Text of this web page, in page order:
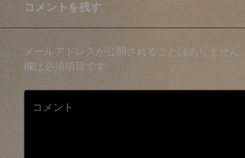
コメントを残す
メールアドレスが公開されることはありません。
欄は必須項目です